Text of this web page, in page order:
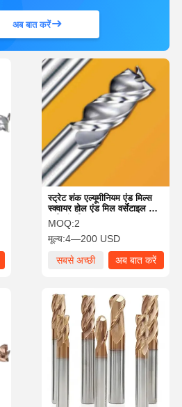
अब बात करें
स्ट्रेट शंक एल्यूमीनियम एंड मिल्स
स्क्वायर होल एंड मिल वर्सेटाइल विथ
थ्री बांसुरी
MOQ:2
मूल्य:4—200 USD
सबसे अच्छी
अब बात करें